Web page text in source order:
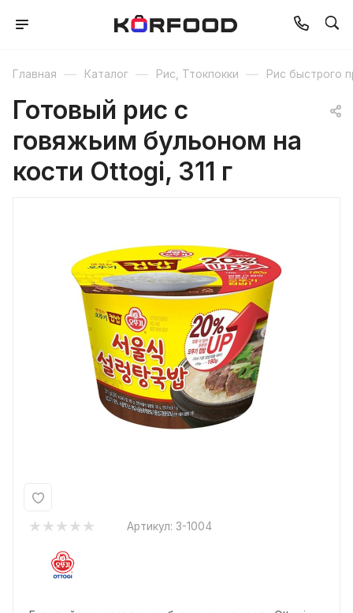
Главная — Каталог — Рис, Ттокпокки — Рис быстрого
Готовый рис с
говяжьим бульоном на
кости Ottogi, 311 г
Артикул: 3-1004